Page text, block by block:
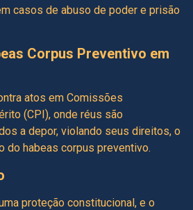
casos de abuso de poder e prisão
Corpus Preventivo em
atos em Comissões
(CPI), onde réus são
a depor, violando seus direitos, o
do habeas corpus preventivo.
proteção constitucional, e o